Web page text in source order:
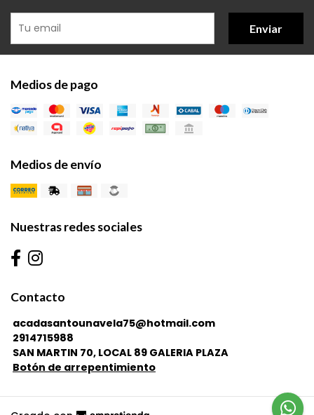
Enviar
Medios de pago
Medios de envío
Nuestras redes sociales
Contacto
acadasantounavela75@hotmail.com
2914715988
SAN MARTIN 70, LOCAL 89 GALERIA PLAZA
Botón de arrepentimiento